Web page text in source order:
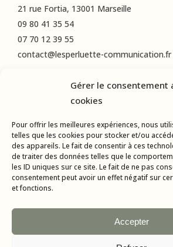
Gérer le consentement
cookies
Pour offrir les meilleures expériences, nous
telles que les cookies pour stocker et/ou
des appareils. Le fait de consentir à ces
de traiter des données telles que le
les ID uniques sur ce site. Le fait de ne pas
consentement peut avoir un effet négatif sur
et fonctions.
Accepter
21 rue Fortia, 13001 Marseille
09 80 41 35 54
07 70 12 39 55
contact@lesperluette-communication.fr
RÉSEAUX SOCIAUX
LinkedIn
Facebook